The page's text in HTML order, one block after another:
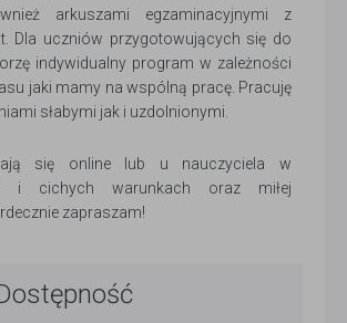
arkuszami egzaminacyjnymi z
Dla uczniów przygotowujących się do
indywidualny program w zależności
jaki mamy na wspólną pracę. Pracuję
słabymi jak i uzdolnionymi.
się online lub u nauczyciela w
i cichych warunkach oraz miłej
zapraszam!